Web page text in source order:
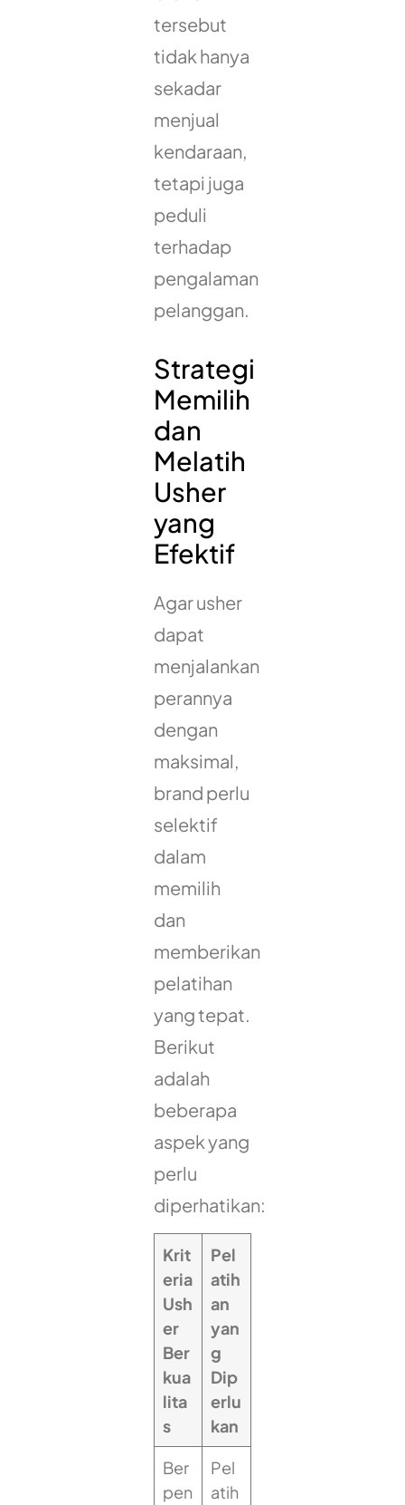
tersebut
tidak hanya
sekadar
menjual
kendaraan,
tetapi juga
peduli
terhadap
pengalaman
pelanggan.
Strategi
Memilih
dan
Melatih
Usher
yang
Efektif
Agar usher
dapat
menjalankan
perannya
dengan
maksimal,
brand perlu
selektif
dalam
memilih
dan
memberikan
pelatihan
yang tepat.
Berikut
adalah
beberapa
aspek yang
perlu
diperhatikan:
Krit
eria
Ush
er
Ber
kua
lita
s
Pel
atih
an
yan
g
Dip
erlu
kan
Ber
pen
Pel
atih